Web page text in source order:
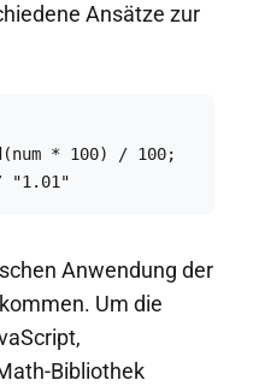
Ansätze zur
* 100) / 100;
"1.01"
Anwendung der
Um die
Bibliothek